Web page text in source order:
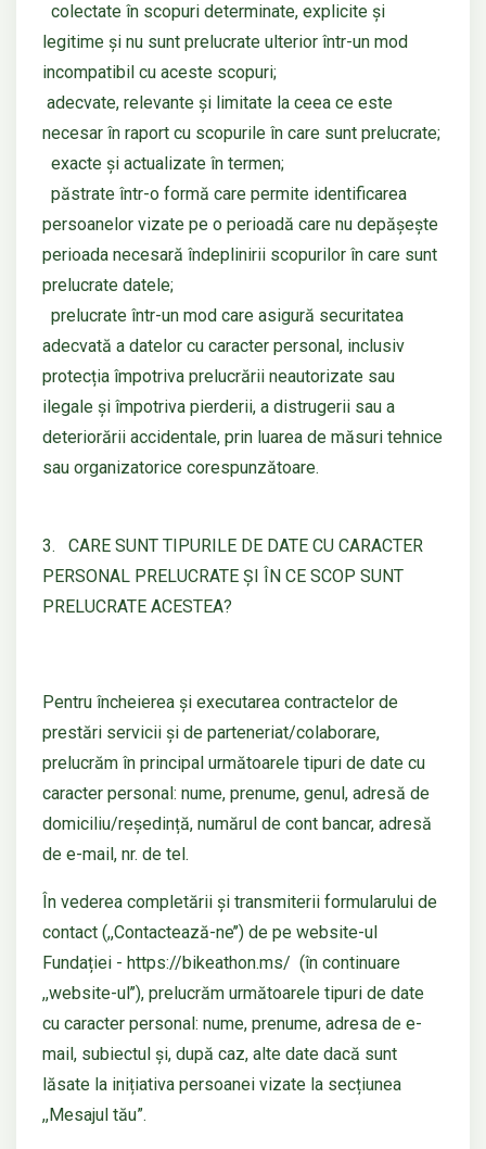
colectate în scopuri determinate, explicite și
legitime și nu sunt prelucrate ulterior într-un mod
incompatibil cu aceste scopuri;
adecvate, relevante și limitate la ceea ce este
necesar în raport cu scopurile în care sunt prelucrate;
exacte și actualizate în termen;
păstrate într-o formă care permite identificarea
persoanelor vizate pe o perioadă care nu depășește
perioada necesară îndeplinirii scopurilor în care sunt
prelucrate datele;
prelucrate într-un mod care asigură securitatea
adecvată a datelor cu caracter personal, inclusiv
protecția împotriva prelucrării neautorizate sau
ilegale și împotriva pierderii, a distrugerii sau a
deteriorării accidentale, prin luarea de măsuri tehnice
sau organizatorice corespunzătoare.
3. CARE SUNT TIPURILE DE DATE CU CARACTER
PERSONAL PRELUCRATE ȘI ÎN CE SCOP SUNT
PRELUCRATE ACESTEA?
Pentru încheierea și executarea contractelor de
prestări servicii și de parteneriat/colaborare,
prelucrăm în principal următoarele tipuri de date cu
caracter personal: nume, prenume, genul, adresă de
domiciliu/reședință, numărul de cont bancar, adresă
de e-mail, nr. de tel.
În vederea completării și transmiterii formularului de
contact (,,Contactează-ne’’) de pe website-ul
Fundației - https://bikeathon.ms/ (în continuare
,,website-ul’’), prelucrăm următoarele tipuri de date
cu caracter personal: nume, prenume, adresa de e-
mail, subiectul și, după caz, alte date dacă sunt
lăsate la inițiativa persoanei vizate la secțiunea
,,Mesajul tău”.